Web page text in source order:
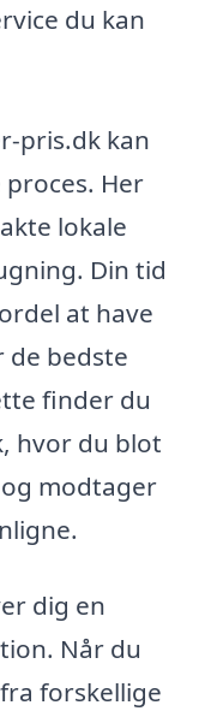
du kan
pris.dk kan
Her
lokale
Din tid
at have
de bedste
finder du
hvor du blot
modtager
dig en
Når du
forskellige